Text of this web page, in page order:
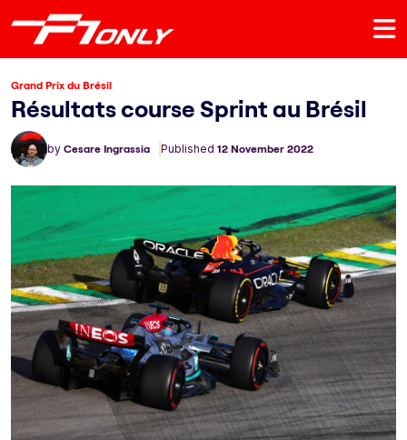
Grand Prix du Brésil
Résultats course Sprint au Brésil
by Cesare Ingrassia Published 12 November 2022